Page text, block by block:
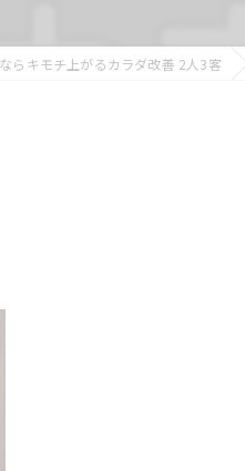
らキモチ上がるカラダ改善 2人3客